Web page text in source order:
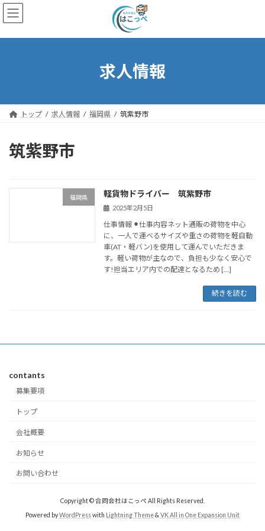
求人情報
トップ 求人情報 福岡県 筑紫野市
筑紫野市
福岡県 軽貨物ドライバー 筑紫野市
2025年2月5日
仕事情報 ⚫︎仕事内容ネット通販の荷物を中心
に、一人で運べるサイズや重さの荷物を軽自動
車(AT・軽バン)を使用して運んでいただきま
す。軽い荷物が主なので、負担も少なく安心で
す!担当エリア内での配達となるため […]
続きを読む
contants
募集要項
トップ
会社概要
お知らせ
お問い合わせ
Copyright © 合同会社はこっぺ All Rights Reserved.
Powered byWordPresswith Lightning Theme& VK All in One Expansion Unit